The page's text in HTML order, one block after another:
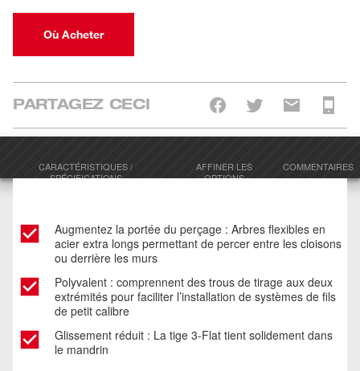
Où Acheter
PARTAGEZ CECI
CARACTÉRISTIQUES /
SPÉCIFICATIONS
AFFINER LES
OPTIONS
COMMENTAIRES
Augmentez la portée du perçage : Arbres flexibles en
acier extra longs permettant de percer entre les cloisons
ou derrière les murs
Polyvalent : comprennent des trous de tirage aux deux
extrémités pour faciliter l’installation de systèmes de fils
de petit calibre
Glissement réduit : La tige 3-Flat tient solidement dans
le mandrin